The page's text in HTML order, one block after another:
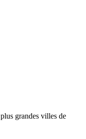
grandes villes de